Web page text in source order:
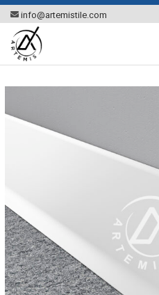
info@artemistile.com